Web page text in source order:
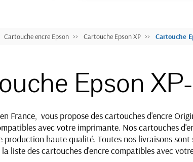
Cartouche encre Epson Cartouche Epson XP Cartouche
Epson
France, vous propose des cartouches d'encre
avec votre imprimante. Nos cartouches
production haute qualité. Toutes nos livraisons
la liste des cartouches d'encre compatibles avec